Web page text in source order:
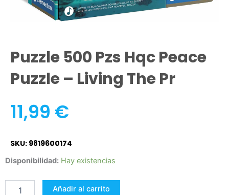
Puzzle 500 Pzs Hqc Peace
Puzzle – Living The Pr
11,99 €
SKU: 9819600174
Disponibilidad: Hay existencias
Puzzle
Pzs
Añadir al carrito